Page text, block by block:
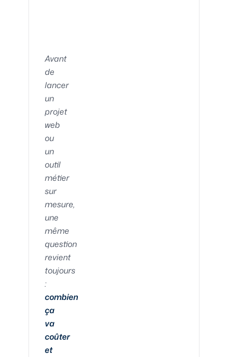
Avant
de
lancer
un
projet
web
ou
un
outil
métier
sur
mesure,
une
même
question
revient
toujours
:
combien
ça
va
coûter
et